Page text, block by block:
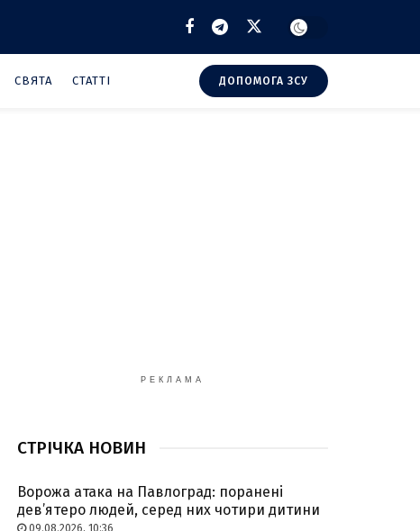
СВЯТА СТАТТІ ДОПОМОГА ЗСУ
РЕКЛАМА
СТРІЧКА НОВИН
Ворожа атака на Павлоград: поранені
дев’ятеро людей, серед них чотири дитини
09.08.2026, 10:36